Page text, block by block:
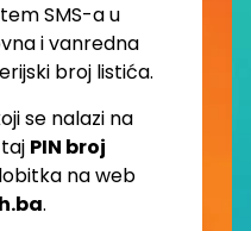
SMS-a u
i vanredna
broj listića.
se nalazi na
PIN broj
na web
.